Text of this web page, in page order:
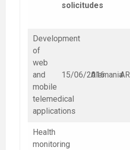
solicitudes
Development
of
web
and
mobile
telemedical
applications
15/06/2016Alemania
Health
monitoring